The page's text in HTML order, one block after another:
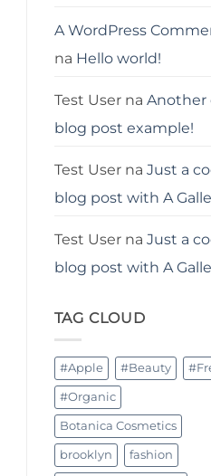
A WordPress
na Hello world!
Test Userna Another
blog post example!
Test Userna Just a
blog post with A
Test Userna Just a
blog post with A
TAG CLOUD
#Apple #Beauty
#Organic
Botanica Cosmetics
brooklyn fashion